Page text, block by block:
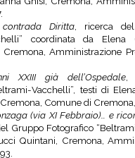
Diritta, ricerca del
coordinata da
Cremona, Amministrazione
XXIII già dell’Ospedale,
Vacchelli”, testi di
Comune di
(via XI Febbraio)… e
Gruppo Fotografico
Quintani, Cremona,